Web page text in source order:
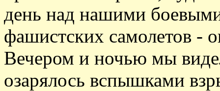
день над нашими
фашистских самолетов -
Вечером и ночью мы
озарялось вспышками